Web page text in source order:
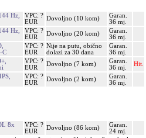
Hz,
VPC: ?
EUR
Dovoljno (10 kom)
Garan.
36 mj.
Hz,
VPC: ?
EUR
Dovoljno (20 kom)
Garan.
36 mj.
C
VPC: ?
EUR
Nije na putu, obično
dolazi za 30 dana
Garan.
36 mj.
VPC: ?
EUR
Dovoljno (7 kom)
Garan.
36 mj.
Hit.
VPC: ?
EUR
Dovoljno (2 kom)
Garan.
36 mj.
8x
VPC: ?
EUR
Dovoljno (86 kom)
Garan.
24 mj.